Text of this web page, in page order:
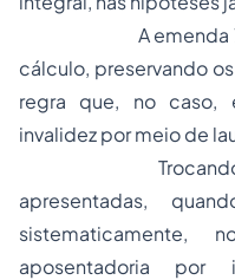
A emenda 70/
cálculo, preservando
regra que, no caso,
invalidez por meio de
Trocando em
apresentadas,
aposentadoria